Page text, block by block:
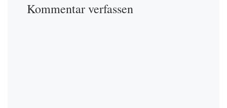
Kommentar verfassen